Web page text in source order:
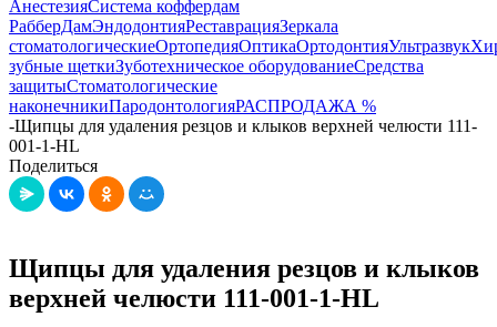
АнестезияСистема коффердам
РабберДамЭндодонтияРеставрацияЗеркала
стоматологическиеОртопедияОптикаОртодонтияУльтразвук
зубные щеткиЗуботехническое оборудованиеСредства
защитыСтоматологические
наконечникиПародонтологияРАСПРОДАЖА %
-Щипцы для удаления резцов и клыков верхней челюсти 111-
001-1-HL
Поделиться
Щипцы для удаления резцов и клыков
верхней челюсти 111-001-1-HL